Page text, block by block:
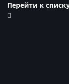
Перейти к